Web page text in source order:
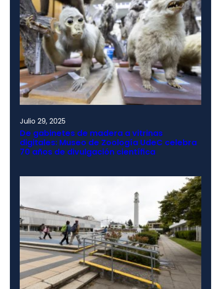
Julio 29, 2025
De gabinetes de madera a vitrinas
digitales: Museo de Zoología UdeC celebra
70 años de divulgación científica